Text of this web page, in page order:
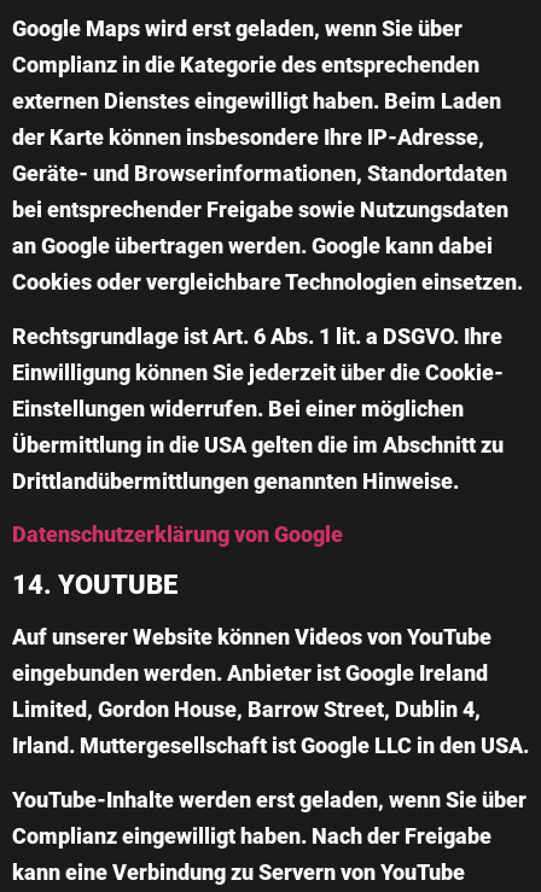
Google Maps wird erst geladen, wenn Sie über
Complianz in die Kategorie des entsprechenden
externen Dienstes eingewilligt haben. Beim Laden
der Karte können insbesondere Ihre IP-Adresse,
Geräte- und Browserinformationen, Standortdaten
bei entsprechender Freigabe sowie Nutzungsdaten
an Google übertragen werden. Google kann dabei
Cookies oder vergleichbare Technologien einsetzen.
Rechtsgrundlage ist Art. 6 Abs. 1 lit. a DSGVO. Ihre
Einwilligung können Sie jederzeit über die Cookie-
Einstellungen widerrufen. Bei einer möglichen
Übermittlung in die USA gelten die im Abschnitt zu
Drittlandübermittlungen genannten Hinweise.
Datenschutzerklärung von Google
14. YOUTUBE
Auf unserer Website können Videos von YouTube
eingebunden werden. Anbieter ist Google Ireland
Limited, Gordon House, Barrow Street, Dublin 4,
Irland. Muttergesellschaft ist Google LLC in den USA.
YouTube-Inhalte werden erst geladen, wenn Sie über
Complianz eingewilligt haben. Nach der Freigabe
kann eine Verbindung zu Servern von YouTube